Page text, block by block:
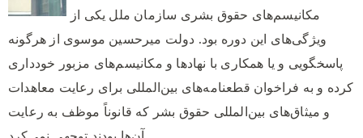
مکانيسم‌های حقوق بشری سازمان ملل يکی از
ويژگی‌های اين دوره بود. دولت ميرحسين موسوی از هرگونه
پاسخگويی و يا همکاری با نهادها و مکانيسم‌های مزبور خودداری
کرده و به فراخوان‌ قطعنامه‌های بين‌المللی برای رعايت معاهدات
و ميثاق‌های بين‌المللی حقوق بشر که قانوناً موظف به رعايت